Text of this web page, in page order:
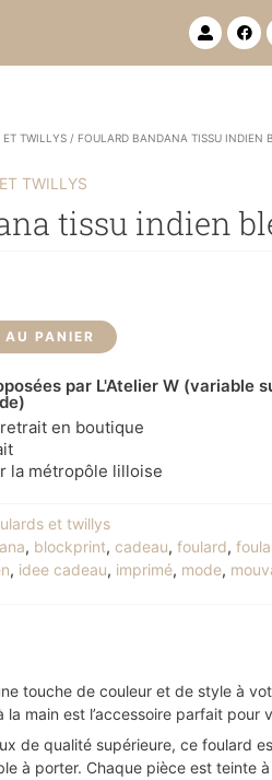
U
s
e
r
t
F
a
c
e
k
ET TWILLYS / FOULARD BANDANA TISSU INDIEN
TWILLYS
tissu indien
PANIER
par L'Atelier W (variable
en boutique
la métropôle lilloise
et twillys
, blockprint,cadeau,foulard,
, idee cadeau, imprimé, mode,
touche de couleur et de style à
main est l’accessoire parfait pour
de qualité supérieure, ce foulard
à porter. Chaque pièce est teinte